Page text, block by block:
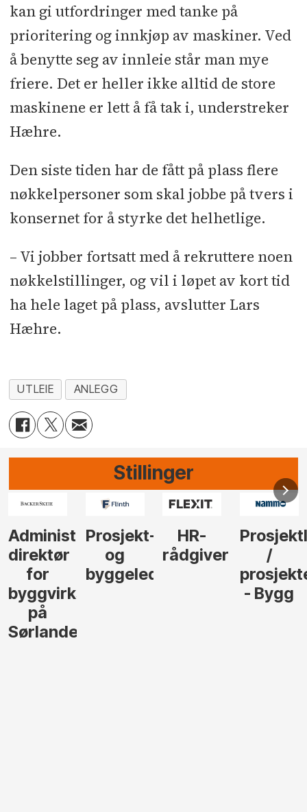
kan gi utfordringer med tanke på
prioritering og innkjøp av maskiner. Ved
å benytte seg av innleie står man mye
friere. Det er heller ikke alltid de store
maskinene er lett å få tak i, understreker
Hæhre.
Den siste tiden har de fått på plass flere
nøkkelpersoner som skal jobbe på tvers i
konsernet for å styrke det helhetlige.
– Vi jobber fortsatt med å rekruttere noen
nøkkelstillinger, og vil i løpet av kort tid
ha hele laget på plass, avslutter Lars
Hæhre.
UTLEIE ANLEGG
Stillinger
Administrerende
direktør
for
byggvirksomhet
på
Sørlandet
Prosjekt-
og
byggeleder
HR-
rådgiver
/
- Bygg